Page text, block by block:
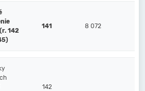
142
141 8 072
142